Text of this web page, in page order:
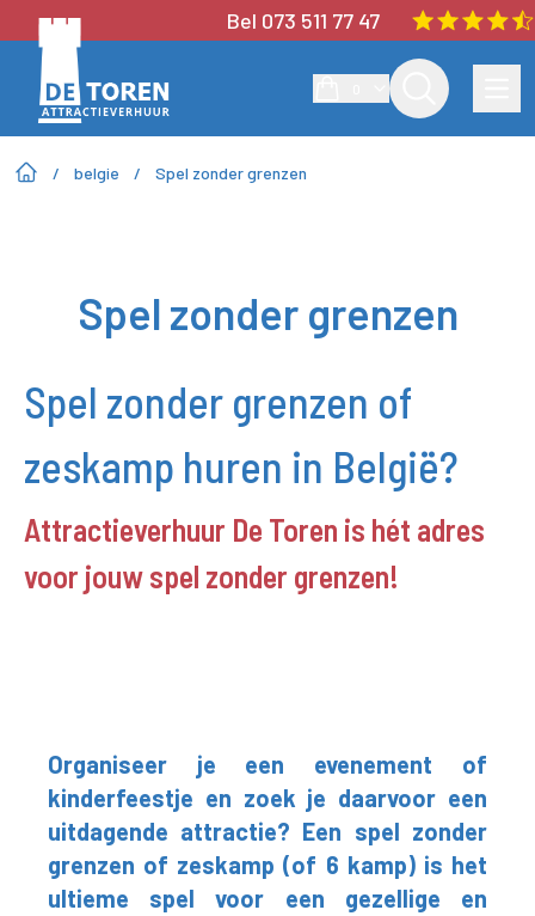
Bel 073 511 77 47
/ belgie / Spel zonder grenzen
Spel zonder grenzen
Spel zonder grenzen of
zeskamp huren in België?
Attractieverhuur De Toren is hét adres
voor jouw spel zonder grenzen!
Organiseer je een evenement of
kinderfeestje en zoek je daarvoor een
uitdagende attractie? Een spel zonder
grenzen of zeskamp (of 6 kamp) is het
ultieme spel voor een gezellige en